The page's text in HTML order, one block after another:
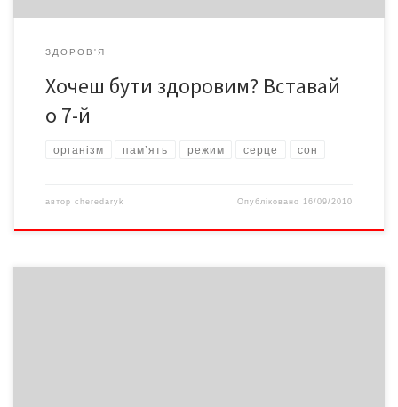
ЗДОРОВ'Я
Хочеш бути здоровим? Вставай
о 7-й
організм пам’ять режим серце сон
автор cheredaryk Опубліковано 16/09/2010